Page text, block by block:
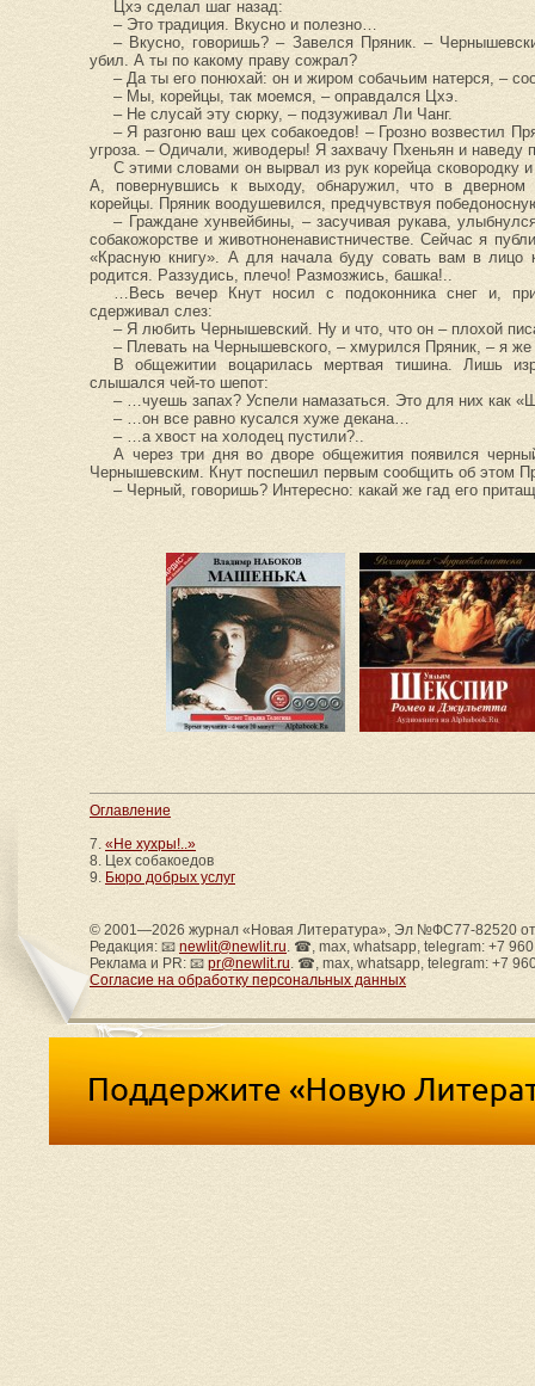
Цхэ сделал шаг назад:
– Это традиция. Вкусно и полезно…
– Вкусно, говоришь? – Завелся Пряник. –
убил. А ты по какому праву сожрал?
– Да ты его понюхай: он и жиром собачьим натерся, –
– Мы, корейцы, так моемся, – оправдался Цхэ.
– Не слусай эту сюрку, – подзуживал Ли Чанг.
– Я разгоню ваш цех собакоедов! – Грозно возвестил
угроза. – Одичали, живодеры! Я захвачу Пхеньян и наведу
С этими словами он вырвал из рук корейца сковородку
А, повернувшись к выходу, обнаружил, что в дверном
корейцы. Пряник воодушевился, предчувствуя
– Граждане хунвейбины, – засучивая рукава,
собакожорстве и животноненавистничестве. Сейчас я
«Красную книгу». А для начала буду совать вам в лицо
родится. Раззудись, плечо! Размозжись, башка!..
…Весь вечер Кнут носил с подоконника снег и,
сдерживал слез:
– Я любить Чернышевский. Ну и что, что он – плохой
– Плевать на Чернышевского, – хмурился Пряник, – я
В общежитии воцарилась мертвая тишина. Лишь
слышался чей-то шепот:
– …чуешь запах? Успели намазаться. Это для них как
– …он все равно кусался хуже декана…
– …а хвост на холодец пустили?..
А через три дня во дворе общежития появился
Чернышевским. Кнут поспешил первым сообщить об этом
– Черный, говоришь? Интересно: какай же гад его
Оглавление
7. «Не хухры!..»
8. Цех собакоедов
9. Бюро добрых услуг
© 2001—2026 журнал «Новая Литература», Эл №ФС77-82520
Редакция: 📧 newlit@newlit.ru. ☎, max, whatsapp, telegram: +7
Реклама и PR: 📧 pr@newlit.ru. ☎, max, whatsapp, telegram: +7
Согласие на обработку персональных данных